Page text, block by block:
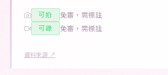
可拍
免審，需標註
可錄
免審，需標註
資料來源 ↗